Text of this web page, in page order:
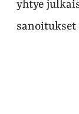
yhtye